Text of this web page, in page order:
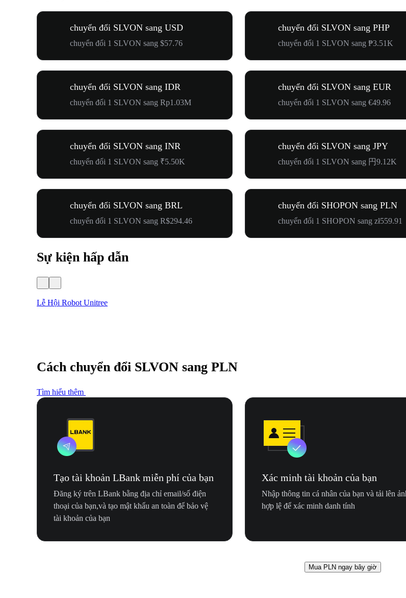
chuyển đổi SLVON sang USD
chuyển đổi 1 SLVON sang $57.76
chuyển đổi SLVON sang PHP
chuyển đổi 1 SLVON sang ₱3.51K
chuyển đổi SLVON sang IDR
chuyển đổi 1 SLVON sang Rp1.03M
chuyển đổi SLVON sang EUR
chuyển đổi 1 SLVON sang €49.96
chuyển đổi SLVON sang INR
chuyển đổi 1 SLVON sang ₹5.50K
chuyển đổi SLVON sang JPY
chuyển đổi 1 SLVON sang 円9.12K
chuyển đổi SLVON sang BRL
chuyển đổi 1 SLVON sang R$294.46
chuyển đổi SHOPON sang PLN
chuyển đổi 1 SHOPON sang zł559.91
Sự kiện hấp dẫn
Lễ Hội Robot Unitree
Cách chuyển đổi SLVON sang PLN
Tìm hiểu thêm
Tạo tài khoản LBank miễn phí của bạn
Đăng ký trên LBank bằng địa chỉ email/số điện
thoại của bạn,và tạo mật khẩu an toàn để bảo vệ
tài khoản của bạn
Xác minh tài khoản của bạn
Nhập thông tin cá nhân của bạn và tải lên
hợp lệ để xác minh danh tính
Mua PLN ngay bây giờ